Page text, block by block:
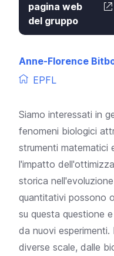
pagina web
del gruppo
Anne-Florence
EPFL
Siamo interessati in
fenomeni biologici
strumenti matematici
l'impatto
storica
quantitativi possono
su questa questione
da nuovi
diverse scale, dalle